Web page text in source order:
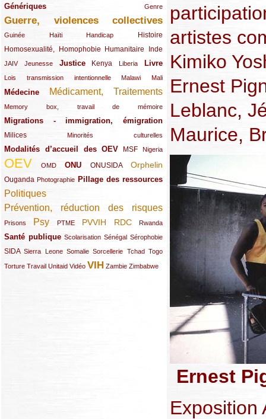
Génériques
(59/289) Genre
(22/289)
Guerre, violences collectives
(149/289)
Guinée
(12/289) Haïti
(15/289) Handicap
(10/289) Histoire
(49/289)
Homosexualité, Homophobie
(44/289) Humanitaire
(47/289) Inde
(34/289)
JAIV
(10/289)Jeunesse
(21/289) Justice
(65/289) Kenya
(35/289) Liberia
(25/289) Livre
(62/289)
Lois transmission intentionnelle
(24/289) Malawi
(11/289) Mali
(21/289)
Médecine
(62/289) Médicament, Traitements
(142/289)
Memory box, travail de mémoire
(11/289)
Migrations - immigration, émigration
(67/289)
Milices
(34/289) Minorités culturelles
(15/289)
Modalités d’accueil des OEV
(58/289) MSF
(54/289) Nigeria
(27/289)
OEV
(269/289) OMD
(26/289) ONU
(58/289) ONUSIDA
(44/289) Orphelin
(112/289)
Ouganda
(29/289) Photographie
(27/289) Pillage des ressources
(77/289)
Politiques
(120/289)
Prévention, réduction des risques
(131/289)
Prisons
(22/289) Psy
(119/289) PTME
(12/289) PVVIH
(111/289) RDC
(104/289) Rwanda
(23/289)
Santé publique
(59/289) Scolarisation
(9/289) Sénégal
(13/289) Sérophobie
(19/289)
SIDA
(29/289)Sierra Leone
(13/289) Somalie
(12/289) Sorcellerie
(19/289) Tchad
(10/289) Togo
(15/289)
Torture
(17/289)Travail
(21/289) Unitaid
(26/289) Vidéo
(23/289) VIH
(154/289) Zambie
(12/289) Zimbabwe
(21/289)
artistes
Kimiko
Ernest
Leblanc,
Maurice,
Ernest
Exposition